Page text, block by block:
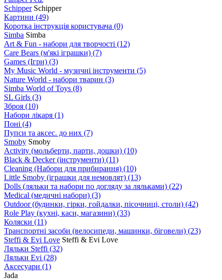
Schipper Schipper
Картини (49)
Коротка інструкція користувача (0)
Simba Simba
Art & Fun - набори для творчості (12)
Care Bears (м'які іграшки) (7)
Games (Ігри) (3)
My Music World - музичні інструменти (5)
Nature World - набори тварин (3)
Simba World of Toys (8)
SL Girls (3)
Зброя (10)
Набори лікаря (1)
Поні (4)
Пупси та аксес. до них (7)
Smoby Smoby
Аctivity (мольберти, парти, дошки) (10)
Black & Decker (інструменти) (11)
Cleaning (Набори для прибирання) (10)
Little Smoby (іграшки для немовлят) (13)
Dolls (ляльки та набори по догляду за ляльками) (22)
Medical (медичні набори) (3)
Outdoor (будинки, гірки, гойдалки, пісочниці, столи) (42)
Role Play (кухні, каси, магазини) (33)
Коляски (11)
Транспортні засоби (велосипеди, машинки, біговели) (23)
Steffi & Evi Love Steffi & Evi Love
Ляльки Steffi (32)
Ляльки Evi (28)
Аксесуари (1)
Jada